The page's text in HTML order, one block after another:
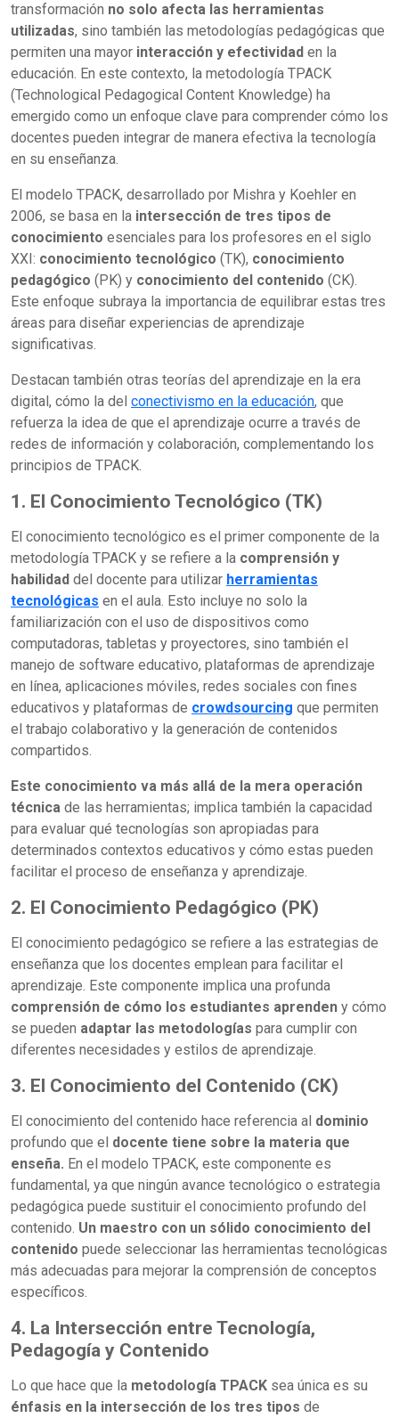
transformación no solo afecta las herramientas
utilizadas, sino también las metodologías pedagógicas que
permiten una mayor interacción y efectividad en la
educación. En este contexto, la metodología TPACK
(Technological Pedagogical Content Knowledge) ha
emergido como un enfoque clave para comprender cómo los
docentes pueden integrar de manera efectiva la tecnología
en su enseñanza.
El modelo TPACK, desarrollado por Mishra y Koehler en
2006, se basa en la intersección de tres tipos de
conocimiento esenciales para los profesores en el siglo
XXI: conocimiento tecnológico (TK), conocimiento
pedagógico (PK) y conocimiento del contenido (CK).
Este enfoque subraya la importancia de equilibrar estas tres
áreas para diseñar experiencias de aprendizaje
significativas.
Destacan también otras teorías del aprendizaje en la era
digital, cómo la del conectivismo en la educación, que
refuerza la idea de que el aprendizaje ocurre a través de
redes de información y colaboración, complementando los
principios de TPACK.
1. El Conocimiento Tecnológico (TK)
El conocimiento tecnológico es el primer componente de la
metodología TPACK y se refiere a la comprensión y
habilidad del docente para utilizar herramientas
tecnológicas en el aula. Esto incluye no solo la
familiarización con el uso de dispositivos como
computadoras, tabletas y proyectores, sino también el
manejo de software educativo, plataformas de aprendizaje
en línea, aplicaciones móviles, redes sociales con fines
educativos y plataformas de crowdsourcing que permiten
el trabajo colaborativo y la generación de contenidos
compartidos.
Este conocimiento va más allá de la mera operación
técnica de las herramientas; implica también la capacidad
para evaluar qué tecnologías son apropiadas para
determinados contextos educativos y cómo estas pueden
facilitar el proceso de enseñanza y aprendizaje.
2. El Conocimiento Pedagógico (PK)
El conocimiento pedagógico se refiere a las estrategias de
enseñanza que los docentes emplean para facilitar el
aprendizaje. Este componente implica una profunda
comprensión de cómo los estudiantes aprenden y cómo
se pueden adaptar las metodologías para cumplir con
diferentes necesidades y estilos de aprendizaje.
3. El Conocimiento del Contenido (CK)
El conocimiento del contenido hace referencia al dominio
profundo que el docente tiene sobre la materia que
enseña. En el modelo TPACK, este componente es
fundamental, ya que ningún avance tecnológico o estrategia
pedagógica puede sustituir el conocimiento profundo del
contenido. Un maestro con un sólido conocimiento del
contenido puede seleccionar las herramientas tecnológicas
más adecuadas para mejorar la comprensión de conceptos
específicos.
4. La Intersección entre Tecnología,
Pedagogía y Contenido
Lo que hace que la metodología TPACK sea única es su
énfasis en la intersección de los tres tipos de